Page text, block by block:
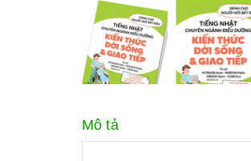
Mô tả